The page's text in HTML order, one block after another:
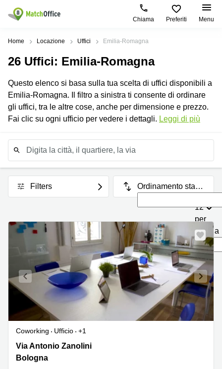
Chiama Preferiti Menu
Dare in locazione e affittare
Tipologie di
commerciali
Ufficio
Business
Coworking
Sala
Ufficio
Virtuale
Zone
Genova
Milano
Palermo
Bari
Firenze
Brescia
Pescara
Verona
Catania
Ricerche
Coworking
Milano
Coworking
Coworking
Torino
Palermo
Coworking
Coworking
Napoli
Business
Bologna
Business
center
Milano
Business
center
Coworking
Bergamo
Aiuto
Chi Siamo
Metti in elenco il tuo ufficio
Home Locazione Uffici Emilia-Romagna
26 Uffici: Emilia-Romagna
Questo elenco si basa sulla tua scelta di uffici disponibili a
Emilia-Romagna. Il filtro a sinistra ti consente di ordinare
gli uffici, tra le altre cose, anche per dimensione e prezzo.
Fai clic su ogni ufficio per vedere i dettagli. Leggi di più
12
per
pagina
Filters
Ordinamento stand
Coworking Ufficio
+1
Via
Antonio
Via Antonio Zanolini
Bologna